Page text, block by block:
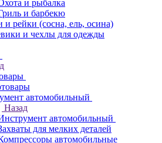
и рыбалка
и барбекю
и рейки (сосна, ель, осина)
и чехлы для одежды
автомобильный
Назад
автомобильный
для мелких деталей
автомобильные